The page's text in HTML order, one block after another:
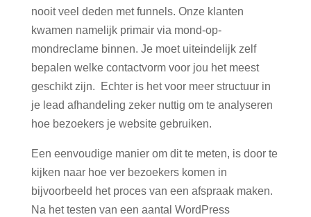
nooit veel deden met funnels. Onze klanten
kwamen namelijk primair via mond-op-
mondreclame binnen. Je moet uiteindelijk zelf
bepalen welke contactvorm voor jou het meest
geschikt zijn.
Echter is het voor meer structuur in
je lead afhandeling zeker nuttig om te analyseren
hoe bezoekers je website gebruiken.
Een eenvoudige manier om dit te meten, is door te
kijken naar hoe ver bezoekers komen in
bijvoorbeeld het proces van een afspraak maken.
Na het testen van een aantal WordPress